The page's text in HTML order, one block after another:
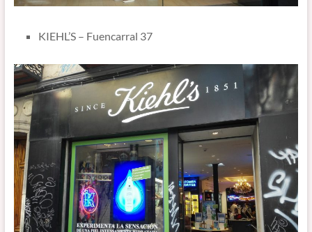
KIEHL’S – Fuencarral 37